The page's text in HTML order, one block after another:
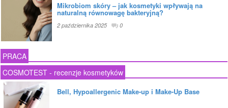
Mikrobiom skóry – jak kosmetyki wpływają na
naturalną równowagę bakteryjną?
2 października 2025 0
PRACA
COSMOTEST - recenzje kosmetyków
Bell, Hypoallergenic Make-up i Make-Up Base